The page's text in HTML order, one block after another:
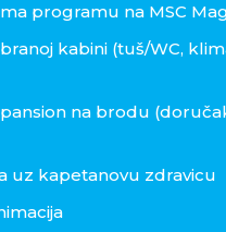
programu na MSC
kabini (tuš/WC,
na brodu
uz kapetanovu zdravicu